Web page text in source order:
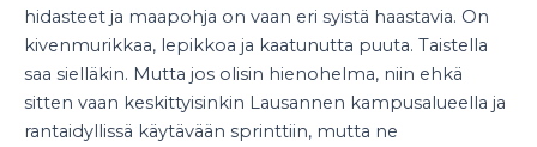
hidasteet ja maapohja on vaan eri syistä haastavia. On
kivenmurikkaa, lepikkoa ja kaatunutta puuta. Taistella
saa sielläkin. Mutta jos olisin hienohelma, niin ehkä
sitten vaan keskittyisinkin Lausannen kampusalueella ja
rantaidyllissä käytävään sprinttiin, mutta ne